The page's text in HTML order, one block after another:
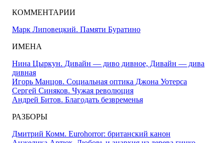
КОММЕНТАРИИ
Марк Липовецкий. Памяти Буратино
ИМЕНА
Нина Цыркун. Дивайн — диво дивное, Дивайн — дива
дивная
Игорь Манцов. Социальная оптика Джона Уотерса
Сергей Синяков. Чужая революция
Андрей Битов. Благодать безвременья
РАЗБОРЫ
Дмитрий Комм. Eurohorror: британский канон